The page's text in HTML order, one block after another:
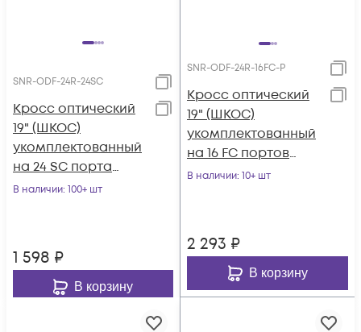
SNR-ODF-24R-24SC
Кросс оптический
19" (ШКОС)
укомплектованный
на 24 SC порта
(комплект с
В наличии: 100+ шт
1 598 ₽
В корзину
SNR-ODF-24R-16FC-P
Кросс оптический
19" (ШКОС)
укомплектованный
на 16 FC портов
(комплект с
В наличии: 10+ шт
2 293 ₽
В корзину